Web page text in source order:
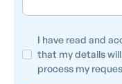
I have read and
that my details
process my